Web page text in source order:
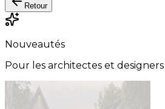
Retour
Nouveautés
Pour les architectes et designers